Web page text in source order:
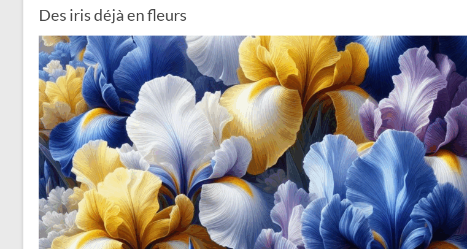
Des iris déjà en fleurs